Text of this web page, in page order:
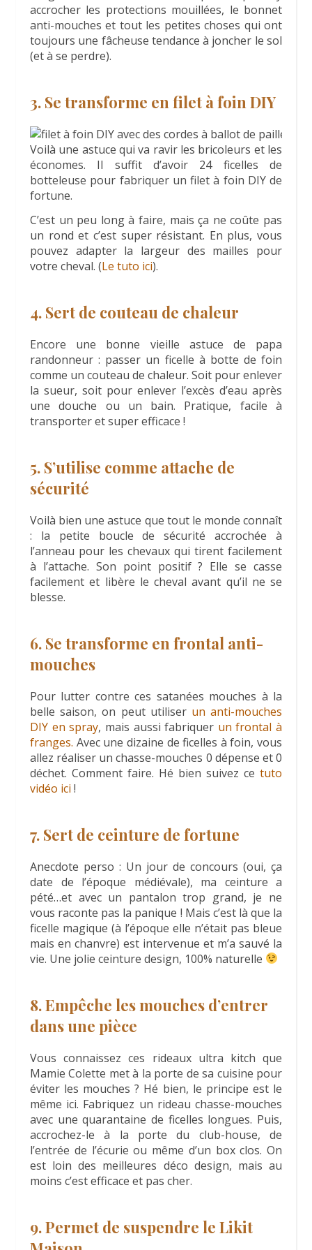
accrocher les protections mouillées, le bonnet
anti-mouches et tout les petites choses qui ont
toujours une fâcheuse tendance à joncher le sol
(et à se perdre).
3. Se transforme en filet à foin DIY
Voilà une astuce qui va ravir les bricoleurs et les
économes. Il suffit d’avoir 24 ficelles de
botteleuse pour fabriquer un filet à foin DIY de
fortune.
C’est un peu long à faire, mais ça ne coûte pas
un rond et c’est super résistant. En plus, vous
pouvez adapter la largeur des mailles pour
votre cheval. (Le tuto ici).
4. Sert de couteau de chaleur
Encore une bonne vieille astuce de papa
randonneur : passer un ficelle à botte de foin
comme un couteau de chaleur. Soit pour enlever
la sueur, soit pour enlever l’excès d’eau après
une douche ou un bain. Pratique, facile à
transporter et super efficace !
5. S’utilise comme attache de
sécurité
Voilà bien une astuce que tout le monde connaît
: la petite boucle de sécurité accrochée à
l’anneau pour les chevaux qui tirent facilement
à l’attache. Son point positif ? Elle se casse
facilement et libère le cheval avant qu’il ne se
blesse.
6. Se transforme en frontal anti-
mouches
Pour lutter contre ces satanées mouches à la
belle saison, on peut utiliser un anti-mouches
DIY en spray, mais aussi fabriquer un frontal à
franges. Avec une dizaine de ficelles à foin, vous
allez réaliser un chasse-mouches 0 dépense et 0
déchet. Comment faire. Hé bien suivez ce tuto
vidéo ici !
7. Sert de ceinture de fortune
Anecdote perso : Un jour de concours (oui, ça
date de l’époque médiévale), ma ceinture a
pété…et avec un pantalon trop grand, je ne
vous raconte pas la panique ! Mais c’est là que la
ficelle magique (à l’époque elle n’était pas bleue
mais en chanvre) est intervenue et m’a sauvé la
vie. Une jolie ceinture design, 100% naturelle
8. Empêche les mouches d’entrer
dans une pièce
Vous connaissez ces rideaux ultra kitch que
Mamie Colette met à la porte de sa cuisine pour
éviter les mouches ? Hé bien, le principe est le
même ici. Fabriquez un rideau chasse-mouches
avec une quarantaine de ficelles longues. Puis,
accrochez-le à la porte du club-house, de
l’entrée de l’écurie ou même d’un box clos. On
est loin des meilleures déco design, mais au
moins c’est efficace et pas cher.
9. Permet de suspendre le Likit